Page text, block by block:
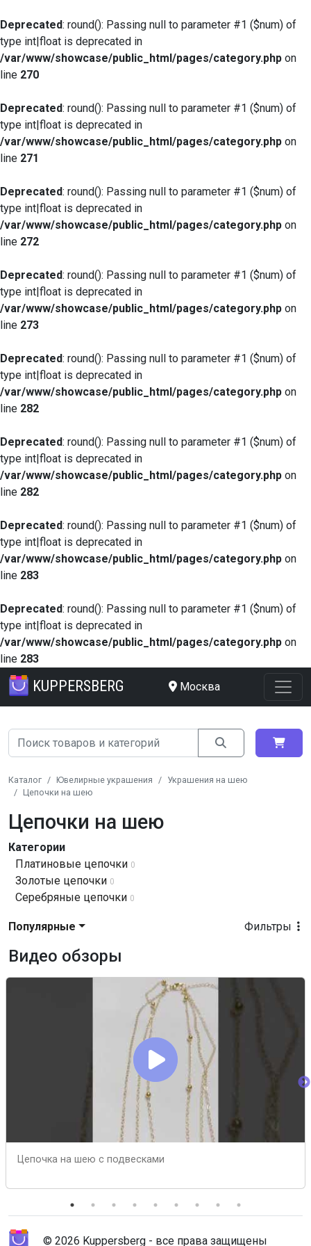
Deprecated: round(): Passing null to parameter #1 ($num) of
type int|float is deprecated in
/var/www/showcase/public_html/pages/category.php on
line 270
Deprecated: round(): Passing null to parameter #1 ($num) of
type int|float is deprecated in
/var/www/showcase/public_html/pages/category.php on
line 271
Deprecated: round(): Passing null to parameter #1 ($num) of
type int|float is deprecated in
/var/www/showcase/public_html/pages/category.php on
line 272
Deprecated: round(): Passing null to parameter #1 ($num) of
type int|float is deprecated in
/var/www/showcase/public_html/pages/category.php on
line 273
Deprecated: round(): Passing null to parameter #1 ($num) of
type int|float is deprecated in
/var/www/showcase/public_html/pages/category.php on
line 282
Deprecated: round(): Passing null to parameter #1 ($num) of
type int|float is deprecated in
/var/www/showcase/public_html/pages/category.php on
line 282
Deprecated: round(): Passing null to parameter #1 ($num) of
type int|float is deprecated in
/var/www/showcase/public_html/pages/category.php on
line 283
Deprecated: round(): Passing null to parameter #1 ($num) of
type int|float is deprecated in
/var/www/showcase/public_html/pages/category.php on
line 283
KUPPERSBERG Москва
Каталог Ювелирные украшения
Украшения на шею
Цепочки на шею
Цепочки на шею
Категории
Платиновые цепочки 0
Золотые цепочки 0
Серебряные цепочки 0
Фильтры
Популярные
Видео обзоры
Цепочка на шею с подвесками
© 2026 Kuppersberg - все права защищены